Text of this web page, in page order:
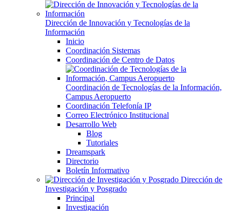
Dirección de Innovación y Tecnologías de la
Información
Inicio
Coordinación Sistemas
Coordinación de Centro de Datos
Coordinación de Tecnologías de la Información,
Campus Aeropuerto
Coordinación Telefonía IP
Correo Electrónico Institucional
Desarrollo Web
Blog
Tutoriales
Dreamspark
Directorio
Boletín Informativo
Dirección de
Investigación y Posgrado
Principal
Investigación